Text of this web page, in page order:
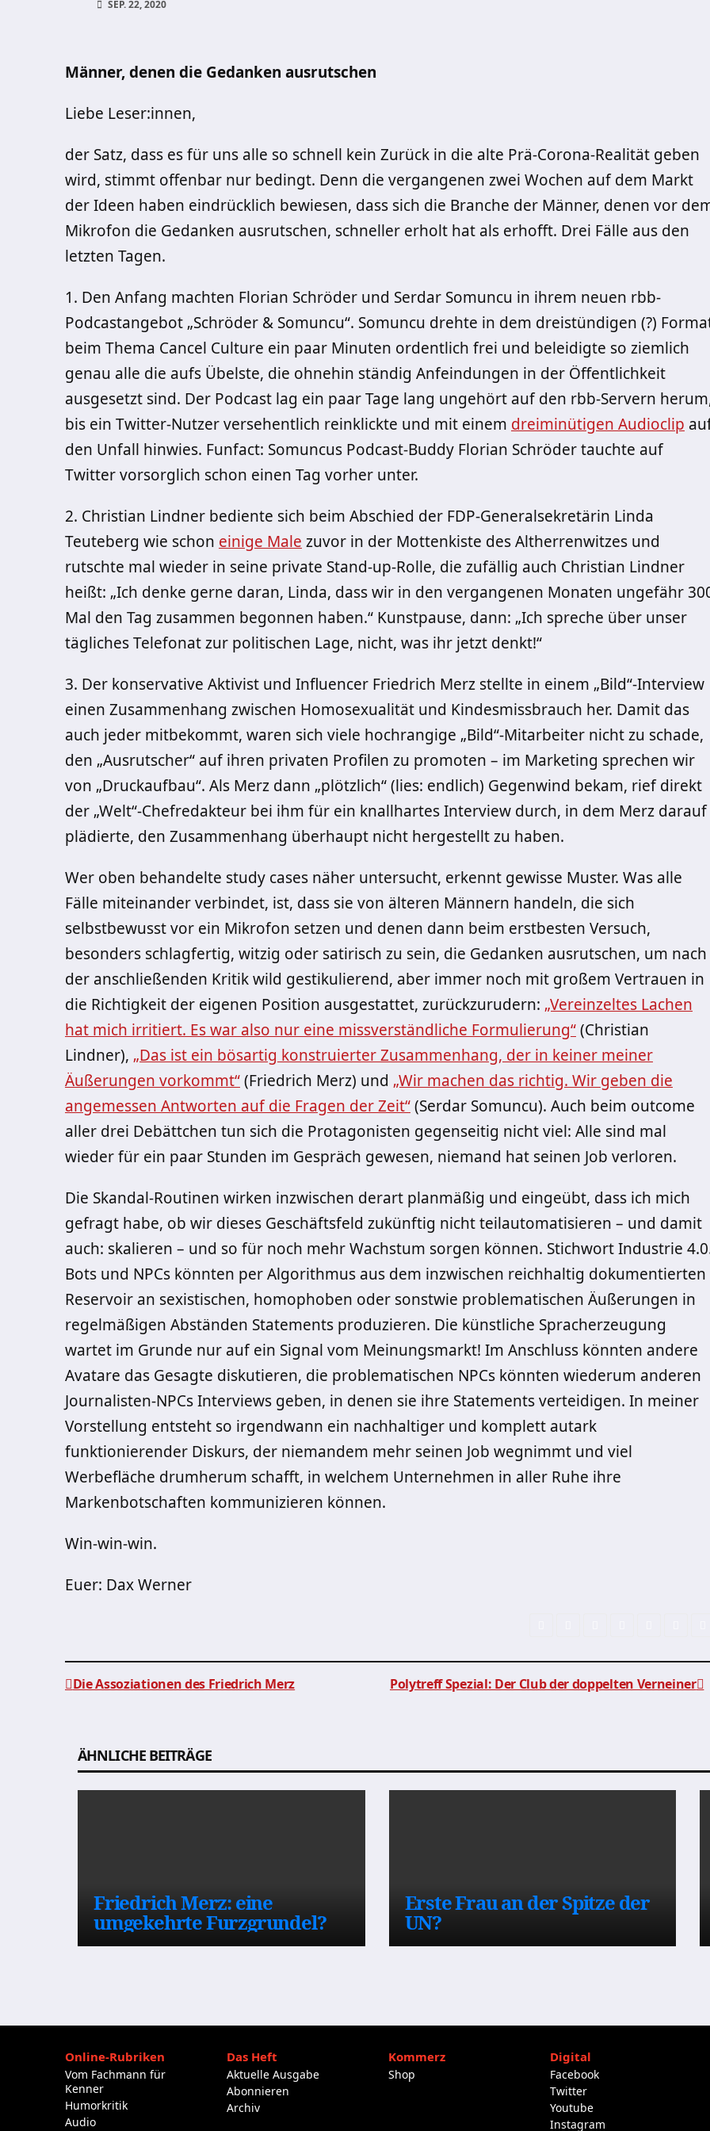
SEP. 22, 2020
Männer, denen die Gedanken ausrutschen
Liebe Leser:innen,
der Satz, dass es für uns alle so schnell kein Zurück in die alte Prä-Corona-Realität geben
wird, stimmt offenbar nur bedingt. Denn die vergangenen zwei Wochen auf dem Markt
der Ideen haben eindrücklich bewiesen, dass sich die Branche der Männer, denen vor
Mikrofon die Gedanken ausrutschen, schneller erholt hat als erhofft. Drei Fälle aus den
letzten Tagen.
1. Den Anfang machten Florian Schröder und Serdar Somuncu in ihrem neuen rbb-
Podcastangebot „Schröder & Somuncu“. Somuncu drehte in dem dreistündigen (?)
beim Thema Cancel Culture ein paar Minuten ordentlich frei und beleidigte so ziemlich
genau alle die aufs Übelste, die ohnehin ständig Anfeindungen in der Öffentlichkeit
ausgesetzt sind. Der Podcast lag ein paar Tage lang ungehört auf den rbb-Servern
bis ein Twitter-Nutzer versehentlich reinklickte und mit einem dreiminütigen Audioclip
den Unfall hinwies. Funfact: Somuncus Podcast-Buddy Florian Schröder tauchte auf
Twitter vorsorglich schon einen Tag vorher unter.
2. Christian Lindner bediente sich beim Abschied der FDP-Generalsekretärin Linda
Teuteberg wie schon einige Male zuvor in der Mottenkiste des Altherrenwitzes und
rutschte mal wieder in seine private Stand-up-Rolle, die zufällig auch Christian Lindner
heißt: „Ich denke gerne daran, Linda, dass wir in den vergangenen Monaten ungefähr
Mal den Tag zusammen begonnen haben.“ Kunstpause, dann: „Ich spreche über unser
tägliches Telefonat zur politischen Lage, nicht, was ihr jetzt denkt!“
3. Der konservative Aktivist und Influencer Friedrich Merz stellte in einem „Bild“-Interview
einen Zusammenhang zwischen Homosexualität und Kindesmissbrauch her. Damit das
auch jeder mitbekommt, waren sich viele hochrangige „Bild“-Mitarbeiter nicht zu schade,
den „Ausrutscher“ auf ihren privaten Profilen zu promoten – im Marketing sprechen wir
von „Druckaufbau“. Als Merz dann „plötzlich“ (lies: endlich) Gegenwind bekam, rief direkt
der „Welt“-Chefredakteur bei ihm für ein knallhartes Interview durch, in dem Merz darauf
plädierte, den Zusammenhang überhaupt nicht hergestellt zu haben.
Wer oben behandelte study cases näher untersucht, erkennt gewisse Muster. Was alle
Fälle miteinander verbindet, ist, dass sie von älteren Männern handeln, die sich
selbstbewusst vor ein Mikrofon setzen und denen dann beim erstbesten Versuch,
besonders schlagfertig, witzig oder satirisch zu sein, die Gedanken ausrutschen, um nach
der anschließenden Kritik wild gestikulierend, aber immer noch mit großem Vertrauen in
die Richtigkeit der eigenen Position ausgestattet, zurückzurudern: „Vereinzeltes Lachen
hat mich irritiert. Es war also nur eine missverständliche Formulierung“(Christian
Lindner), „Das ist ein bösartig konstruierter Zusammenhang, der in keiner meiner
Äußerungen vorkommt“(Friedrich Merz) und „Wir machen das richtig. Wir geben die
angemessen Antworten auf die Fragen der Zeit“(Serdar Somuncu). Auch beim outcome
aller drei Debättchen tun sich die Protagonisten gegenseitig nicht viel: Alle sind mal
wieder für ein paar Stunden im Gespräch gewesen, niemand hat seinen Job verloren.
Die Skandal-Routinen wirken inzwischen derart planmäßig und eingeübt, dass ich mich
gefragt habe, ob wir dieses Geschäftsfeld zukünftig nicht teilautomatisieren – und damit
auch: skalieren – und so für noch mehr Wachstum sorgen können. Stichwort Industrie
Bots und NPCs könnten per Algorithmus aus dem inzwischen reichhaltig dokumentierten
Reservoir an sexistischen, homophoben oder sonstwie problematischen Äußerungen in
regelmäßigen Abständen Statements produzieren. Die künstliche Spracherzeugung
wartet im Grunde nur auf ein Signal vom Meinungsmarkt! Im Anschluss könnten andere
Avatare das Gesagte diskutieren, die problematischen NPCs könnten wiederum anderen
Journalisten-NPCs Interviews geben, in denen sie ihre Statements verteidigen. In meiner
Vorstellung entsteht so irgendwann ein nachhaltiger und komplett autark
funktionierender Diskurs, der niemandem mehr seinen Job wegnimmt und viel
Werbefläche drumherum schafft, in welchem Unternehmen in aller Ruhe ihre
Markenbotschaften kommunizieren können.
Win-win-win.
Euer: Dax Werner
Beitragsnavigation
Polytreff Spezial: Der Club der doppelten Verneiner
Die Assoziationen des Friedrich Merz
ÄHNLICHE BEITRÄGE
Friedrich Merz: eine
umgekehrte Furzgrundel?
Erste Frau an der Spitze der
UN?
Online-Rubriken
Vom Fachmann für
Kenner
Humorkritik
Audio
Das Heft
Aktuelle Ausgabe
Abonnieren
Archiv
Kommerz
Shop
Digital
Facebook
Twitter
Youtube
Instagram